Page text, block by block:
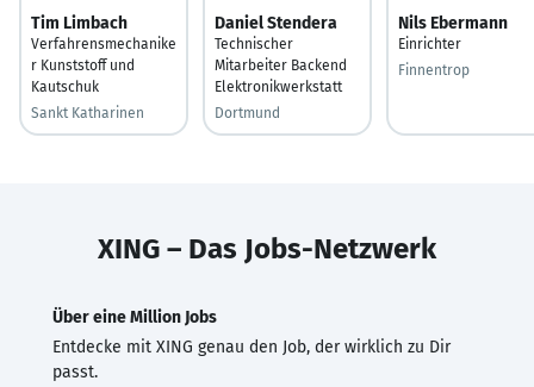
Tim Limbach
Verfahrensmechanike
r Kunststoff und
Kautschuk
Sankt Katharinen
Daniel Stendera
Technischer
Mitarbeiter Backend
Elektronikwerkstatt
Dortmund
Nils Ebermann
Einrichter
Finnentrop
XING – Das Jobs-Netzwerk
Über eine Million Jobs
Entdecke mit XING genau den Job, der wirklich zu Dir
passt.